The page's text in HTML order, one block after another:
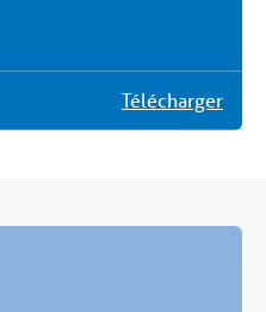
Télécharger